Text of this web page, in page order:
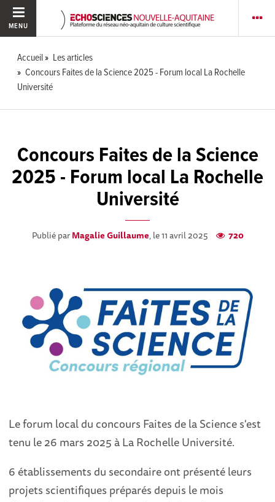
MENU
Accueil
Les articles
Concours Faites de la Science 2025 - Forum local La Rochelle
Université
Concours Faites de la Science
2025 - Forum local La Rochelle
Université
Publié parMagalie Guillaume, le 11 avril 2025 720
Le forum local du concours Faites de la Science s'est
tenu le 26 mars 2025 à La Rochelle Université.
6 établissements du secondaire ont présenté leurs
projets scientifiques préparés depuis le mois